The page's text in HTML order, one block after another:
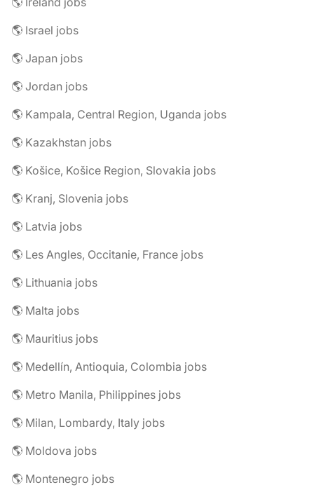
🌎 Israel jobs
🌎 Japan jobs
🌎 Jordan jobs
🌎 Kampala, Central Region, Uganda jobs
🌎 Kazakhstan jobs
🌎 Košice, Košice Region, Slovakia jobs
🌎 Kranj, Slovenia jobs
🌎 Latvia jobs
🌎 Les Angles, Occitanie, France jobs
🌎 Lithuania jobs
🌎 Malta jobs
🌎 Mauritius jobs
🌎 Medellín, Antioquia, Colombia jobs
🌎 Metro Manila, Philippines jobs
🌎 Milan, Lombardy, Italy jobs
🌎 Moldova jobs
🌎 Montenegro jobs